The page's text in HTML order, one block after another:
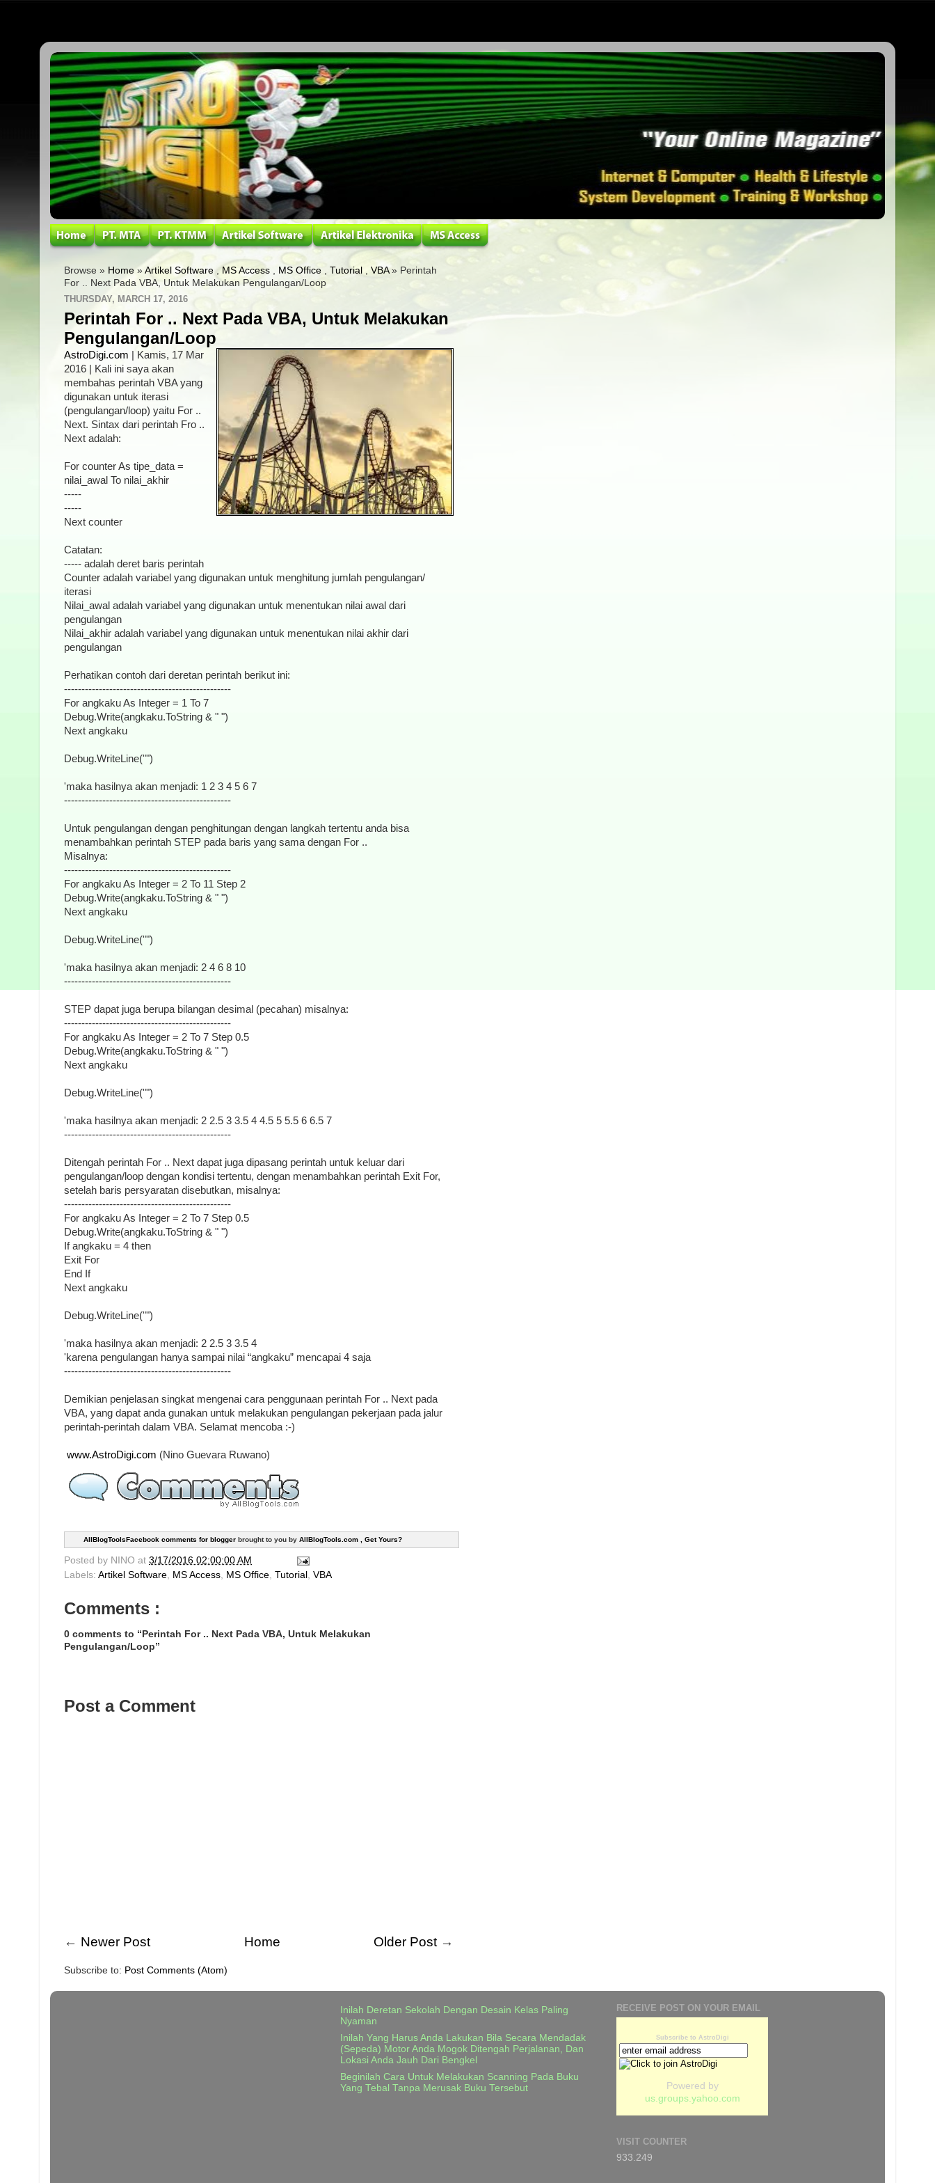
Browse » Home » Artikel Software MS Access MS Office Tutorial VBA» Perintah
For .. Next Pada VBA, Untuk Melakukan Pengulangan/Loop
THURSDAY, MARCH 17, 2016
Perintah For .. Next Pada VBA, Untuk Melakukan
Pengulangan/Loop
AstroDigi.com | Kamis, 17 Mar
2016 | Kali ini saya akan
membahas perintah VBA yang
digunakan untuk iterasi
(pengulangan/loop) yaitu For ..
Next. Sintax dari perintah Fro ..
Next adalah:
For counter As tipe_data =
nilai_awal To nilai_akhir
-----
-----
Next counter
Catatan:
----- adalah deret baris perintah
Counter adalah variabel yang digunakan untuk menghitung jumlah pengulangan/
iterasi
Nilai_awal adalah variabel yang digunakan untuk menentukan nilai awal dari
pengulangan
Nilai_akhir adalah variabel yang digunakan untuk menentukan nilai akhir dari
pengulangan
Perhatikan contoh dari deretan perintah berikut ini:
------------------------------------------------
For angkaku As Integer = 1 To 7
Debug.Write(angkaku.ToString & " ")
Next angkaku
Debug.WriteLine("")
'maka hasilnya akan menjadi: 1 2 3 4 5 6 7
------------------------------------------------
Untuk pengulangan dengan penghitungan dengan langkah tertentu anda bisa
menambahkan perintah STEP pada baris yang sama dengan For ..
Misalnya:
------------------------------------------------
For angkaku As Integer = 2 To 11 Step 2
Debug.Write(angkaku.ToString & " ")
Next angkaku
Debug.WriteLine("")
'maka hasilnya akan menjadi: 2 4 6 8 10
------------------------------------------------
STEP dapat juga berupa bilangan desimal (pecahan) misalnya:
------------------------------------------------
For angkaku As Integer = 2 To 7 Step 0.5
Debug.Write(angkaku.ToString & " ")
Next angkaku
Debug.WriteLine("")
'maka hasilnya akan menjadi: 2 2.5 3 3.5 4 4.5 5 5.5 6 6.5 7
------------------------------------------------
Ditengah perintah For .. Next dapat juga dipasang perintah untuk keluar dari
pengulangan/loop dengan kondisi tertentu, dengan menambahkan perintah Exit For,
setelah baris persyaratan disebutkan, misalnya:
------------------------------------------------
For angkaku As Integer = 2 To 7 Step 0.5
Debug.Write(angkaku.ToString & " ")
If angkaku = 4 then
Exit For
End If
Next angkaku
Debug.WriteLine("")
'maka hasilnya akan menjadi: 2 2.5 3 3.5 4
'karena pengulangan hanya sampai nilai “angkaku” mencapai 4 saja
------------------------------------------------
Demikian penjelasan singkat mengenai cara penggunaan perintah For .. Next pada
VBA, yang dapat anda gunakan untuk melakukan pengulangan pekerjaan pada jalur
perintah-perintah dalam VBA. Selamat mencoba :-)
www.AstroDigi.com (Nino Guevara Ruwano)
AllBlogToolsFacebook comments for blogger brought to you by AllBlogTools.com , Get Yours?
Posted by NINO at 3/17/2016 02:00:00 AM
Labels: Artikel Software, MS Access, MS Office, Tutorial , VBA
Comments :
0 comments to “Perintah For .. Next Pada VBA, Untuk Melakukan
Pengulangan/Loop”
Post a Comment
← Newer Post Older Post→
Home
Subscribe to: Post Comments (Atom)
Inilah Deretan Sekolah Dengan Desain Kelas Paling
Nyaman
Inilah Yang Harus Anda Lakukan Bila Secara Mendadak
(Sepeda) Motor Anda Mogok Ditengah Perjalanan, Dan
Lokasi Anda Jauh Dari Bengkel
Beginilah Cara Untuk Melakukan Scanning Pada Buku
Yang Tebal Tanpa Merusak Buku Tersebut
RECEIVE POST ON YOUR EMAIL
Subscribe to AstroDigi
Powered by
us.groups.yahoo.com
VISIT COUNTER
933.249